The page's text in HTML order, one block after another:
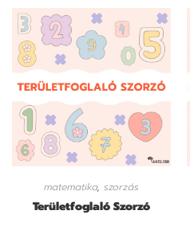
matematika, szorzás
Területfoglaló Szorzó